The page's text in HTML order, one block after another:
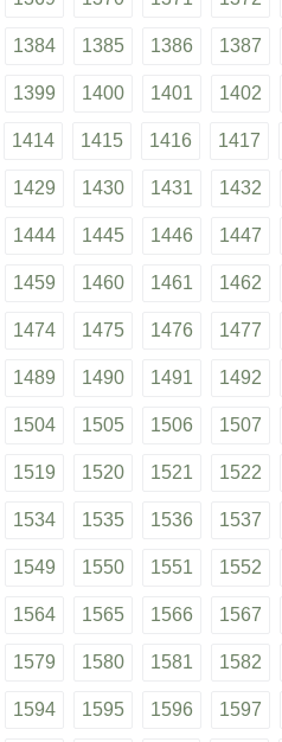
1384 1385 1386 1387
1399 1400 1401 1402
1414 1415 1416 1417
1429 1430 1431 1432
1444 1445 1446 1447
1459 1460 1461 1462
1474 1475 1476 1477
1489 1490 1491 1492
1504 1505 1506 1507
1519 1520 1521 1522
1534 1535 1536 1537
1549 1550 1551 1552
1564 1565 1566 1567
1579 1580 1581 1582
1594 1595 1596 1597